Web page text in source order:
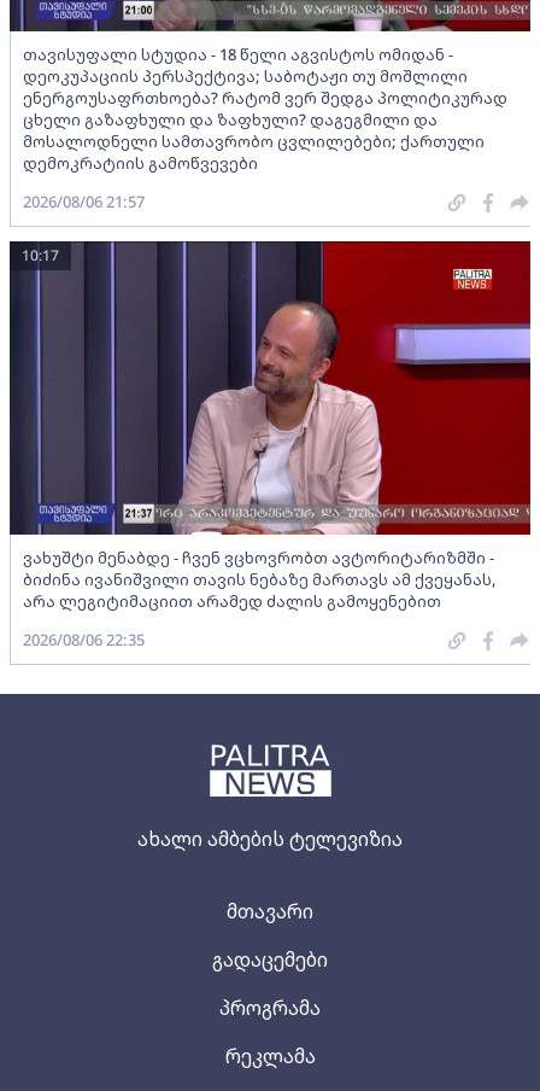
ახალი ამბების ტელევიზია
მთავარი
გადაცემები
პროგრამა
რეკლამა
თავისუფალი სტუდია - 18 წელი აგვისტოს ომიდან -
დეოკუპაციის პერსპექტივა; საბოტაჟი თუ მოშლილი
ენერგოუსაფრთხოება? რატომ ვერ შედგა პოლიტიკურად
ცხელი გაზაფხული და ზაფხული? დაგეგმილი და
მოსალოდნელი სამთავრობო ცვლილებები; ქართული
დემოკრატიის გამოწვევები
2026/08/06 21:57
ვახუშტი მენაბდე - ჩვენ ვცხოვრობთ ავტორიტარიზმში -
ბიძინა ივანიშვილი თავის ნებაზე მართავს ამ ქვეყანას,
არა ლეგიტიმაციით არამედ ძალის გამოყენებით
10:17
2026/08/06 22:35